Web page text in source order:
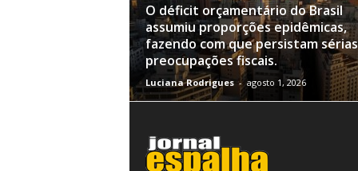
O déficit orçamentário do Brasil
assumiu proporções epidêmicas,
fazendo com que persistam sérias
preocupações fiscais.
Luciana Rodrigues - agosto 1, 2026